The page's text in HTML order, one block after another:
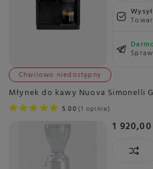
Chwilowo niedostępny
Młynek do kawy Nuova Simonelli
5.00 1 opinie
1 920,00